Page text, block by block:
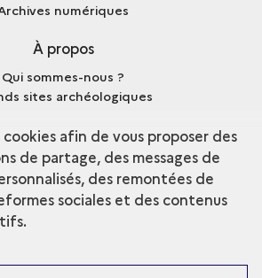
numériques
À propos
Qui sommes-nous ?
sites archéologiques
afin de vous proposer des
de partage, des messages de
des remontées de
sociales et des contenus